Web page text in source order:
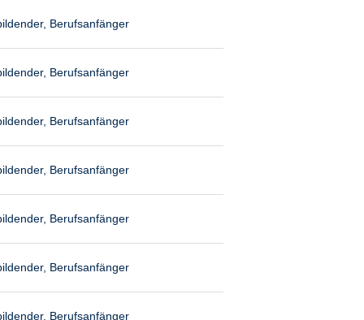
Berufsanfänger
Berufsanfänger
Berufsanfänger
Berufsanfänger
Berufsanfänger
Berufsanfänger
Berufsanfänger